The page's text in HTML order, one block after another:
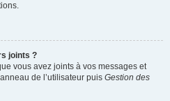
joints ?
vous avez joints à vos messages et
de l’utilisateur puis Gestion des